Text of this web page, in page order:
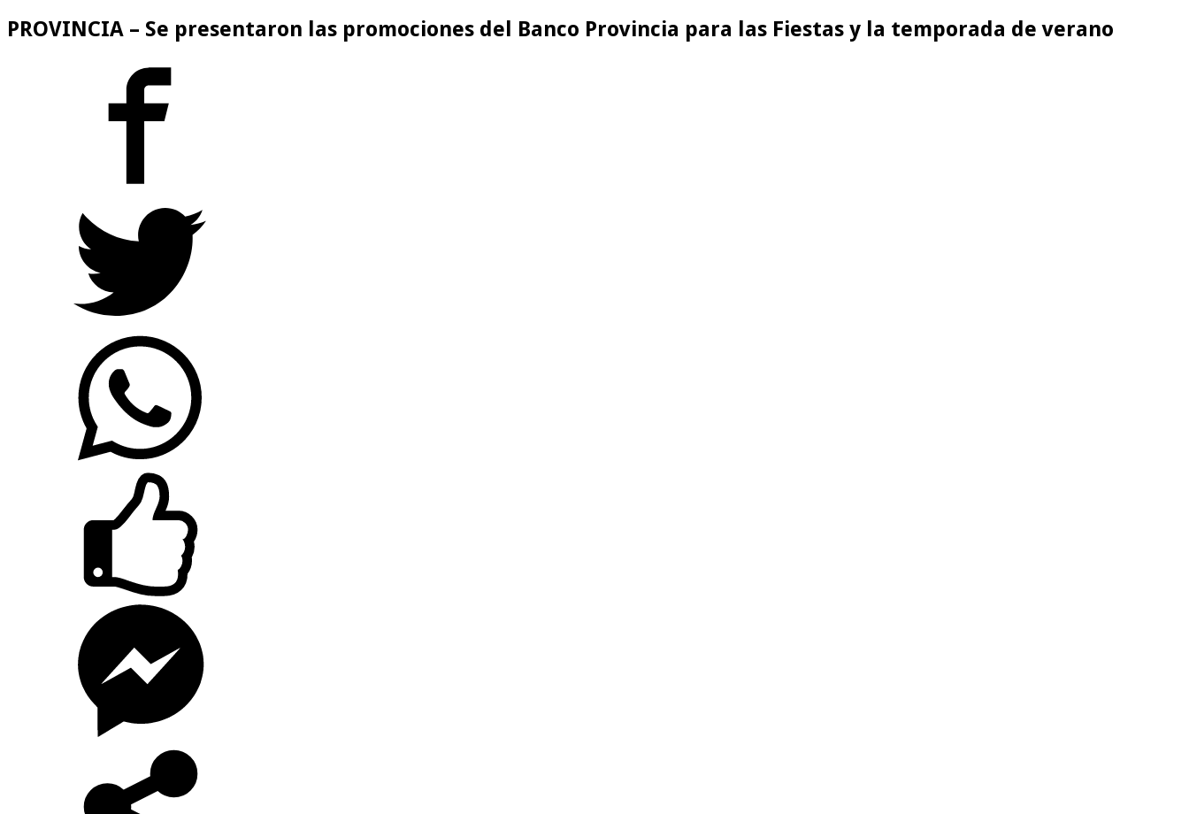
PROVINCIA – Se presentaron las promociones del Banco Provincia para las Fiestas y la temporada de verano